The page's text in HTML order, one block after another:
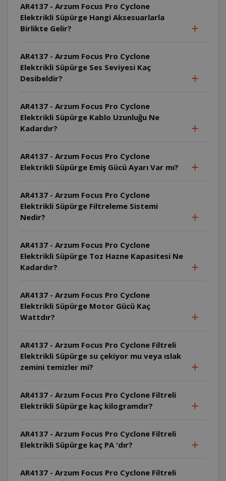
AR4137 - Arzum Focus Pro Cyclone
Elektrikli Süpürge Hangi Aksesuarlarla
Birlikte Gelir?
AR4137 - Arzum Focus Pro Cyclone
Elektrikli Süpürge Ses Seviyesi Kaç
Desibeldir?
AR4137 - Arzum Focus Pro Cyclone
Elektrikli Süpürge Kablo Uzunluğu Ne
Kadardır?
AR4137 - Arzum Focus Pro Cyclone
Elektrikli Süpürge Emiş Gücü Ayarı Var mı?
AR4137 - Arzum Focus Pro Cyclone
Elektrikli Süpürge Filtreleme Sistemi
Nedir?
AR4137 - Arzum Focus Pro Cyclone
Elektrikli Süpürge Toz Hazne Kapasitesi Ne
Kadardır?
AR4137 - Arzum Focus Pro Cyclone
Elektrikli Süpürge Motor Gücü Kaç
Wattdır?
AR4137 - Arzum Focus Pro Cyclone Filtreli
Elektrikli Süpürge su çekiyor mu veya ıslak
zemini temizler mi?
AR4137 - Arzum Focus Pro Cyclone Filtreli
Elektrikli Süpürge kaç kilogramdır?
AR4137 - Arzum Focus Pro Cyclone Filtreli
Elektrikli Süpürge kaç PA 'dır?
AR4137 - Arzum Focus Pro Cyclone Filtreli